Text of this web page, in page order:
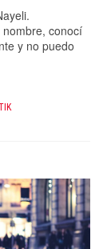
conocí
y no puedo